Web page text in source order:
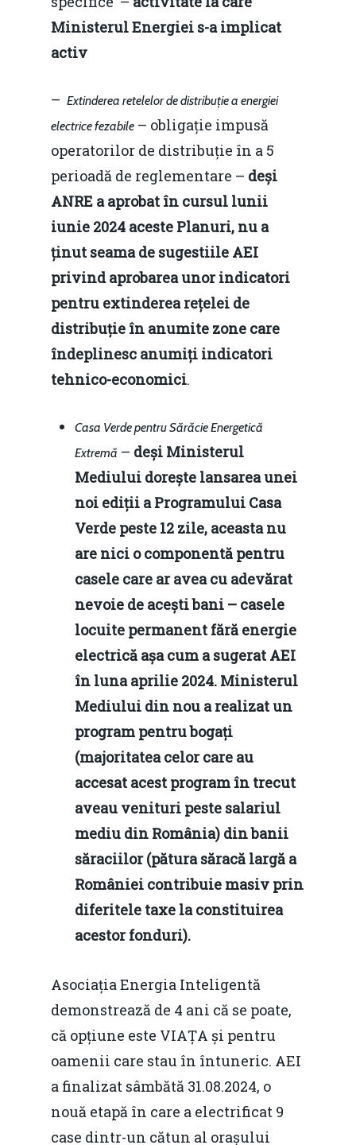
Ministerul Energiei s-a implicat
activ
– Extinderea retelelor de distribuție a energiei
electrice fezabile – obligație impusă
operatorilor de distribuție în a 5
perioadă de reglementare – deși
ANRE a aprobat în cursul lunii
iunie 2024 aceste Planuri, nu a
ținut seama de sugestiile AEI
privind aprobarea unor indicatori
pentru extinderea rețelei de
distribuție în anumite zone care
îndeplinesc anumiți indicatori
tehnico-economici.
Casa Verde pentru Sărăcie Energetică
Extremă – deși Ministerul
Mediului dorește lansarea unei
noi ediții a Programului Casa
Verde peste 12 zile, aceasta nu
are nici o componentă pentru
casele care ar avea cu adevărat
nevoie de acești bani – casele
locuite permanent fără energie
electrică așa cum a sugerat AEI
în luna aprilie 2024. Ministerul
Mediului din nou a realizat un
program pentru bogați
(majoritatea celor care au
accesat acest program în trecut
aveau venituri peste salariul
mediu din România) din banii
săraciilor (pătura săracă largă a
României contribuie masiv prin
diferitele taxe la constituirea
acestor fonduri).
Asociația Energia Inteligentă
demonstrează de 4 ani că se poate,
că opțiune este VIAȚA și pentru
oamenii care stau în întuneric. AEI
a finalizat sâmbătă 31.08.2024, o
nouă etapă în care a electrificat 9
case dintr-un cătun al orașului
Despre
Evenimente
Foto
Modelul economic
România – orizont
resurselor naturale
Piaţa gazelor naturale:
predictibilitate,
concurenţă.
IMM
Rolul băncilor în
IMM
Redresare vs.
Fiscalitate pentru o
Durabilă
Martie 2016
Decembrie 2015
Mai 2015
Martie 2015
Agribusiness
Energia
Construcții și
pentru o Românie
Video
Marea Neagră în Noua
economie
Politici Europene în
Economie
predictibilitate,
concurență.
EM360 Talk
Contact
Burse pentru
Daniel Apostol
Email: